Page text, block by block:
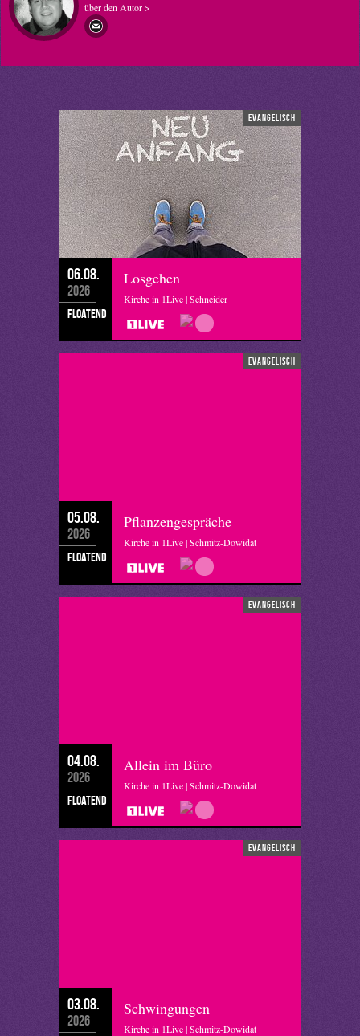
über den Autor >
evangelisch
06.08.
2026
floatend
Losgehen
Kirche in 1Live | Schneider
evangelisch
05.08.
2026
floatend
Pflanzengespräche
Kirche in 1Live | Schmitz-Dowidat
evangelisch
04.08.
2026
floatend
Allein im Büro
Kirche in 1Live | Schmitz-Dowidat
evangelisch
03.08.
2026
Schwingungen
Kirche in 1Live | Schmitz-Dowidat